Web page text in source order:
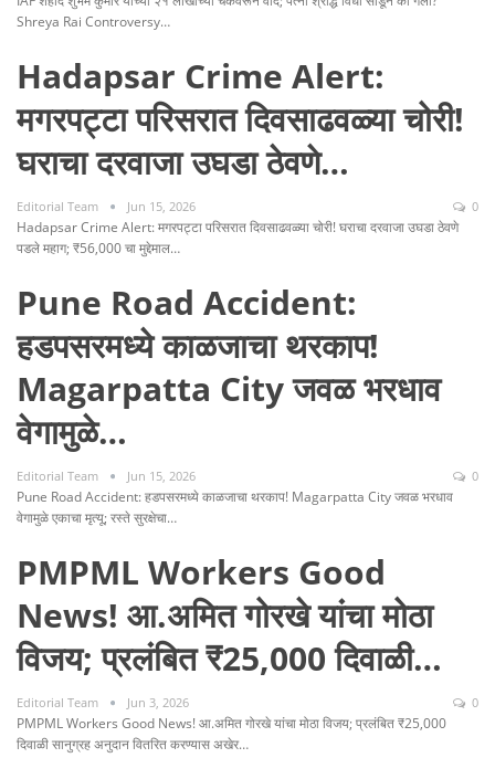
Shreya Rai Controversy…
Hadapsar Crime Alert:
मगरपट्टा परिसरात दिवसाढवळ्या चोरी!
घराचा दरवाजा उघडा ठेवणे…
Editorial Team Jun 15, 2026 0
Hadapsar Crime Alert: मगरपट्टा परिसरात दिवसाढवळ्या चोरी! घराचा दरवाजा उघडा ठेवणे
पडले महाग; ₹56,000 चा मुद्देमाल…
Pune Road Accident:
हडपसरमध्ये काळजाचा थरकाप!
Magarpatta City जवळ भरधाव
वेगामुळे…
Editorial Team Jun 15, 2026 0
Pune Road Accident: हडपसरमध्ये काळजाचा थरकाप! Magarpatta City जवळ भरधाव
वेगामुळे एकाचा मृत्यू; रस्ते सुरक्षेचा…
PMPML Workers Good
News! आ.अमित गोरखे यांचा मोठा
विजय; प्रलंबित ₹25,000 दिवाळी…
Editorial Team Jun 3, 2026 0
PMPML Workers Good News! आ.अमित गोरखे यांचा मोठा विजय; प्रलंबित ₹25,000
दिवाळी सानुग्रह अनुदान वितरित करण्यास अखेर…